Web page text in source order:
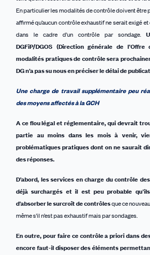
En particulier les modalités de contrôle doivent être
affirmé qu’aucun contrôle exhaustif ne serait exigé
dans le cadre d’un contrôle par sondage.
DGFiP/DGOS (Direction générale de
modalités pratiques de contrôle sera
DG n’a pas su nous en préciser le délai de
Une charge de travail supplémentairepeu
des moyens affectés à la GCH
A ce flou légal et réglementaire, qui devrait
partie au moins dans les mois à venir,
problématiquespratiquesdont on ne saurait
desréponses.
D’abord, les services en charge du contrôle
déjà surchargés et il est peu probable qu’ils
d’absorber le surcroît de contrôlesque ce
même s’il n’est pas exhaustif mais par sondages.
En outre, pour faire ce contrôle a priori dans
encore faut-il disposer des éléments